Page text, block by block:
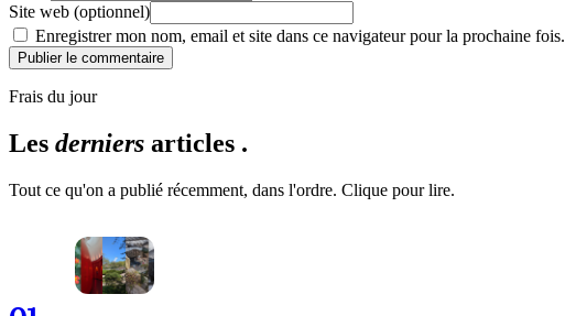
Site web (optionnel)
Enregistrer mon nom, email et site dans ce navigateur pour la prochaine fois.
Publier le commentaire
Frais du jour
Les derniers articles .
Tout ce qu'on a publié récemment, dans l'ordre. Clique pour lire.